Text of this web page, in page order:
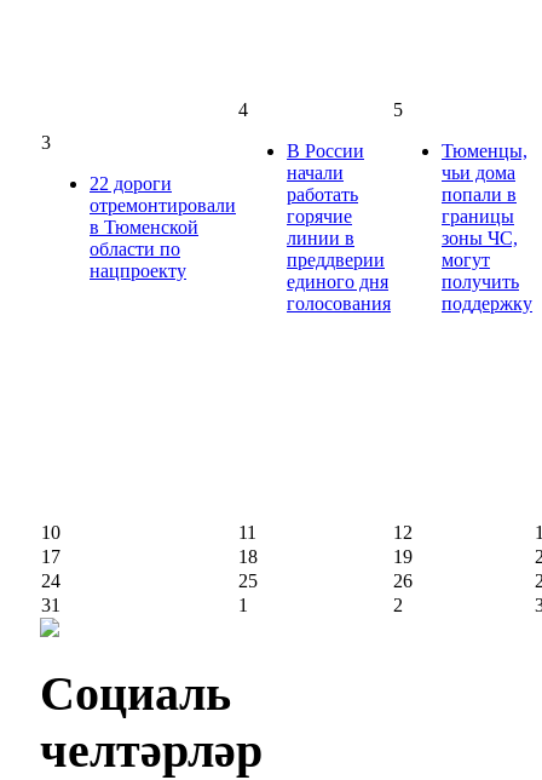
3
22 дороги
отремонтировали
в Тюменской
области по
нацпроекту
4
В России
начали
работать
горячие
линии в
преддверии
единого дня
голосования
5
Тюменцы,
чьи дома
попали в
границы
зоны ЧС,
могут
получить
поддержку
10 11 12
17
18 19
24
25 26
31
1 2
Социаль
челтәрләр